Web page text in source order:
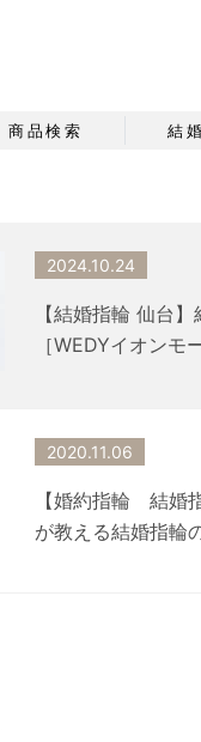
商品検索 結
2024.10.24
【結婚指輪 仙台
［WEDYイオンモ
2020.11.06
【婚約指輪 結婚
が教える結婚指輪